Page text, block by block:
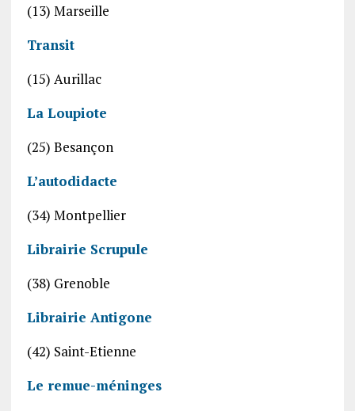
(13) Marseille
Transit
(15) Aurillac
La Loupiote
(25) Besançon
L’autodidacte
(34) Montpellier
Librairie Scrupule
(38) Grenoble
Librairie Antigone
(42) Saint-Etienne
Le remue-méninges